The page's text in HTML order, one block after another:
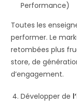
Performance)
Toutes les
performer. Le
retombées plus
store, de
d’engagement.
Développer de